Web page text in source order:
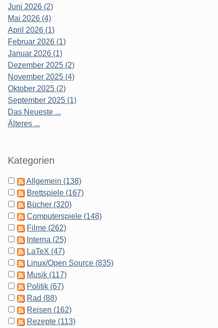
Juni 2026 (2)
Mai 2026 (4)
April 2026 (1)
Februar 2026 (1)
Januar 2026 (1)
Dezember 2025 (2)
November 2025 (4)
Oktober 2025 (2)
September 2025 (1)
Das Neueste ...
Älteres ...
Kategorien
Allgemein (138)
Brettspiele (167)
Bücher (320)
Computerspiele (148)
Filme (262)
Interna (25)
LaTeX (47)
Linux/Open Source (835)
Musik (117)
Politik (67)
Rad (88)
Reisen (162)
Rezepte (113)